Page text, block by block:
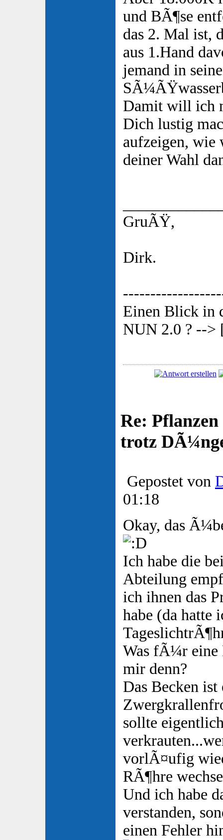
und BÃ¶se
das 2. Mal ist,
aus 1.Hand
jemand in
Damit will ich
Dich lustig
aufzeigen,
deiner Wahl
GruÃŸ,
Dirk.
Einen Blick in
NUN 2.0 ? -->
Re:
trotz
Gepostet von
01:18
Okay, das
Ich habe die
Abteilung
ich ihnen das
habe (da hatte
Was fÃ¼r eine
mir denn?
Das Becken ist
sollte
vorlÃ¤ufig
RÃ¶hre
Und ich habe
verstanden,
einen Fehler